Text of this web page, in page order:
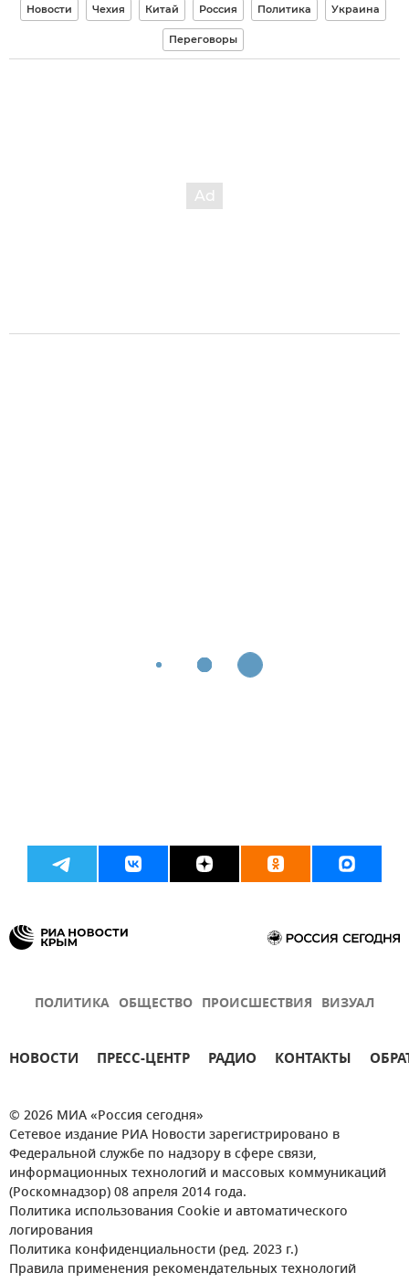
Новости Чехия Китай Россия Политика Украина
Переговоры
ПОЛИТИКА ОБЩЕСТВО ПРОИСШЕСТВИЯ ВИЗУАЛ
НОВОСТИ ПРЕСС-ЦЕНТР РАДИО КОНТАКТЫ
© 2026 МИА «Россия сегодня»
Сетевое издание РИА Новости зарегистрировано в
Федеральной службе по надзору в сфере связи,
информационных технологий и массовых коммуникаций
(Роскомнадзор) 08 апреля 2014 года.
Политика использования Cookie и автоматического
логирования
Политика конфиденциальности (ред. 2023 г.)
Правила применения рекомендательных технологий